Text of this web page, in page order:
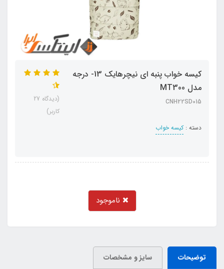
کیسه خواب پنبه ای نیچرهایک 13- درجه
مدل MT300
CNH22SD015
دسته :کیسه خواب
(دیدگاه 27
کاربر)
ناموجود
توضیحات سایز و مشخصات